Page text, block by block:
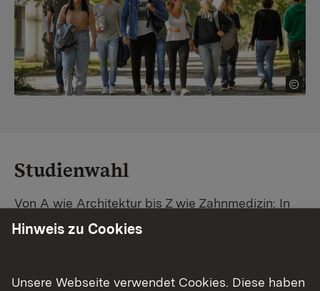
Studienwahl
Von A wie Architektur bis Z wie Zahnmedizin: In
Baden-Württemberg warten unzählige
Studiengangsuche schnell den passenden
Hinweis zu Cookies
Unsere Webseite verwendet Cookies. Diese haben